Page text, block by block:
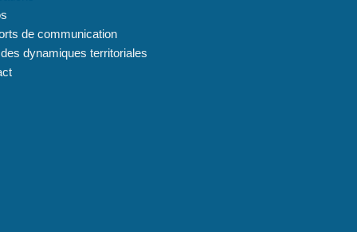
de communication
dynamiques territoriales